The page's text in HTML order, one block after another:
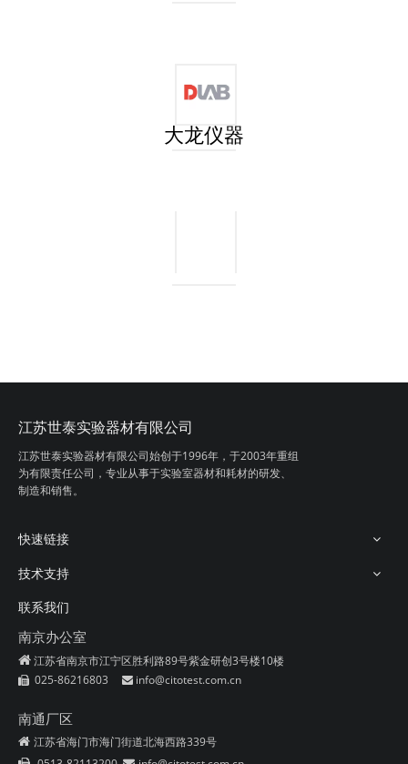
大龙仪器
江苏世泰实验器材有限公司
江苏世泰实验器材有限公司始创于1996年， 于2003年重组
为有限责任公司，专业从事于实验室器材和耗材的研发、
制造和销售。
快速链接
技术支持
联系我们
南京办公室
 江苏省南京市江宁区胜利路89号紫金研创3号楼10楼
 025-86216803  info@citotest.com.cn
南通厂区
 江苏省海门市海门街道北海西路339号